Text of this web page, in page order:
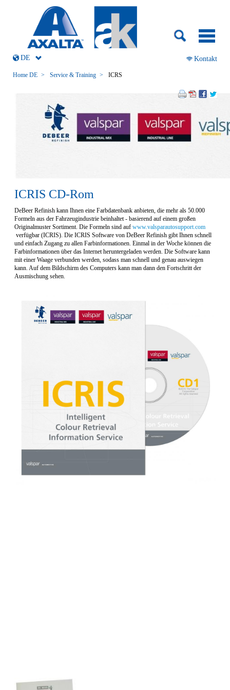
Navigation
überspringen
Navigation
Kontakt
DE
Home DE Service & Training ICRS
ICRIS CD-Rom
DeBeer Refinish kann Ihnen eine Farbdatenbank anbieten, die mehr als 50.000
Formeln aus der Fahrzeugindustrie beinhaltet - basierend auf einem großen
Originalmuster Sortiment. Die Formeln sind auf www.valsparautosupport.com
verfügbar (ICRIS). Die ICRIS Software von DeBeer Refinish gibt Ihnen schnell
und einfach Zugang zu allen Farbinformationen. Einmal in der Woche können die
Farbinformationen über das Internet heruntergeladen werden. Die Software kann
mit einer Waage verbunden werden, sodass man schnell und genau auswiegen
kann. Auf dem Bildschirm des Computers kann man dann den Fortschritt der
Ausmischung sehen.